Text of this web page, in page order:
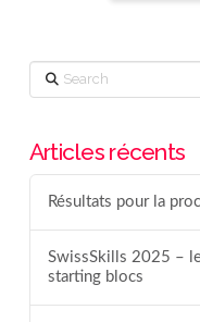
Search
Articles récents
Résultats pour la
SwissSkills 2025 –
starting blocs